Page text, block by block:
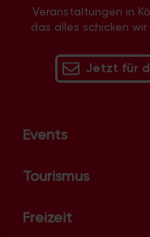
Veranstaltungen in
das alles schicken
Jetzt für
Events
Tourismus
Freizeit